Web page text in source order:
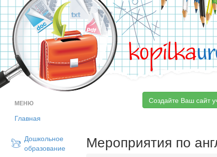
kopilka
МЕНЮ
Главная
Дошкольное
образование
Создайте Ваш сайт
Мероприятия по